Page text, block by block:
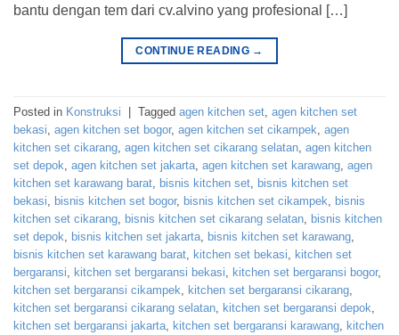
bantu dengan tem dari cv.alvino yang profesional […]
CONTINUE READING →
Posted in Konstruksi Tagged agen kitchen set agen kitchen set
bekasi agen kitchen set bogor, agen kitchen set cikampek agen
kitchen set cikarang agen kitchen set cikarang selatan agen kitchen
set depok agen kitchen set jakarta agen kitchen set karawang agen
kitchen set karawang barat
bisnis kitchen set
bisnis kitchen set
bekasi
bisnis kitchen set bogor, bisnis kitchen set cikampek
bisnis
kitchen set cikarang
bisnis kitchen set cikarang selatan
bisnis kitchen
set depok
bisnis kitchen set jakarta bisnis kitchen set karawang
bisnis kitchen set karawang barat
kitchen set bekasi
kitchen set
bergaransi
kitchen set bergaransi bekasi kitchen set bergaransi bogor,
kitchen set bergaransi cikampek
kitchen set bergaransi cikarang
kitchen set bergaransi cikarang selatan
kitchen set bergaransi depok
kitchen set bergaransi jakarta
kitchen set bergaransi karawang
kitchen